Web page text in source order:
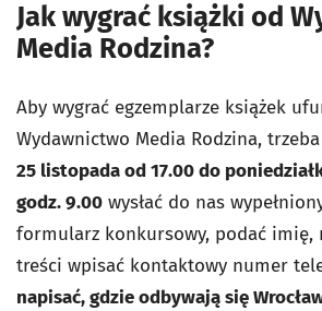
Jak wygrać książki od
Media Rodzina?
Aby wygrać egzemplarze książek
Wydawnictwo Media Rodzina, trzeba
25 listopada od 17.00 do
godz. 9.00 wysłać do nas
formularz konkursowy, podać imię,
treści wpisać kontaktowy numer
napisać, gdzie odbywają się